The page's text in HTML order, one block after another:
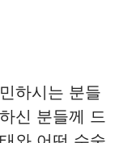
하시는 분들
신 분들께 드